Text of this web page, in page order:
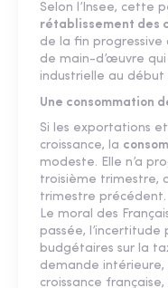
Selon l’Insee, cette
rétablissement des
de la fin progressive
de main-d’œuvre
industrielle au début
Une consommation
Si les exportations
croissance, la
modeste. Elle n’a
troisième trimestre,
trimestre précédent.
Le moral des
passée,
budgétaires sur la
demande
croissance